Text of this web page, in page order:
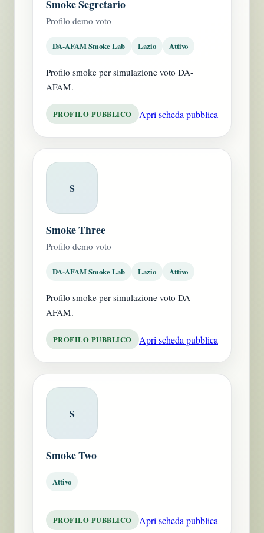
Smoke Segretario
Profilo demo voto
DA-AFAM Smoke Lab Lazio Attivo
Profilo smoke per simulazione voto DA-
AFAM.
PROFILO PUBBLICO Apri scheda pubblica
S
Smoke Three
Profilo demo voto
DA-AFAM Smoke Lab Lazio Attivo
Profilo smoke per simulazione voto DA-
AFAM.
PROFILO PUBBLICO Apri scheda pubblica
S
Smoke Two
Attivo
PROFILO PUBBLICO Apri scheda pubblica